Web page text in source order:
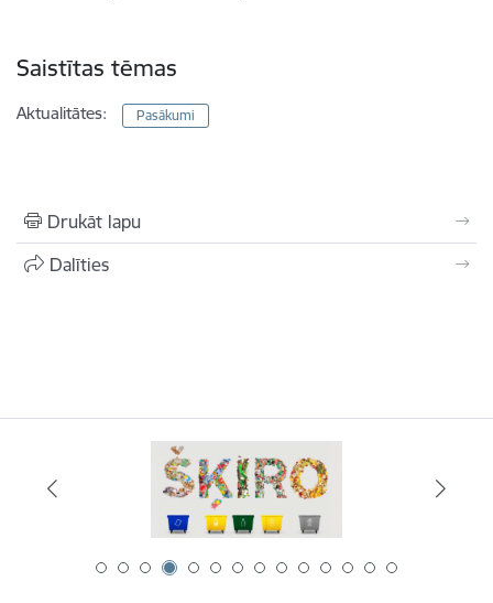
Saistītas tēmas
Aktualitātes: Pasākumi
Drukāt lapu
Dalīties